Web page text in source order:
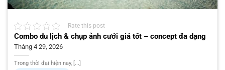
Rate this post
Combo du lịch & chụp ảnh cưới giá tốt – concept đa dạng
Tháng 4 29, 2026
Trong thời đại hiện nay, [...]